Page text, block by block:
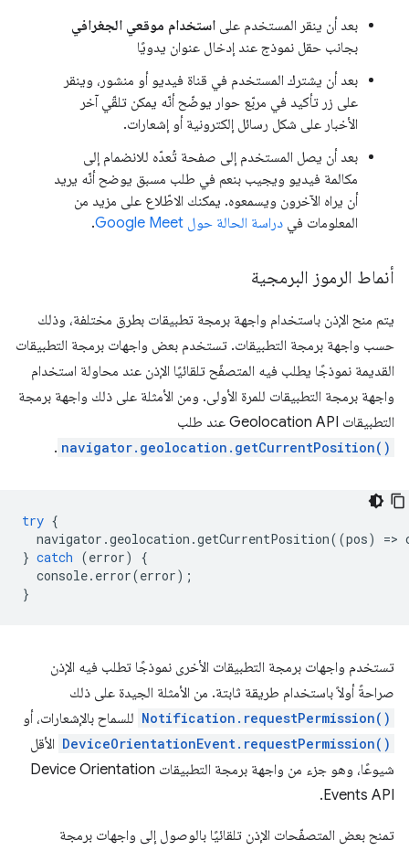
بعد أن ينقر المستخدم على استخدام موقعي الجغرافي
بجانب حقل نموذج عند إدخال عنوان يدويًا
بعد أن يشترك المستخدم في قناة فيديو أو منشور، وينقر
على زر تأكيد في مربّع حوار يوضّح أنّه يمكن تلقّي آخر
الأخبار على شكل رسائل إلكترونية أو إشعارات.
بعد أن يصل المستخدم إلى صفحة تُعدّه للانضمام إلى
مكالمة فيديو ويجيب بنعم في طلب مسبق يوضح أنّه يريد
أن يراه الآخرون ويسمعوه. يمكنك الاطّلاع على مزيد من
المعلومات في دراسة الحالة حول Google Meet .
أنماط الرموز البرمجية
يتم منح الإذن باستخدام واجهة برمجة تطبيقات بطرق مختلفة، وذلك
حسب واجهة برمجة التطبيقات. تستخدم بعض واجهات برمجة التطبيقات
القديمة نموذجًا يطلب فيه المتصفّح تلقائيًا الإذن عند محاولة استخدام
واجهة برمجة التطبيقات للمرة الأولى. ومن الأمثلة على ذلك واجهة برمجة
التطبيقات Geolocation API عند طلب
navigator.geolocation.getCurrentPosition()
.
try {
navigator .geolocation .getCurrentPosition((pos) =>
} catch (error)
{
console. error(error);
}
تستخدم واجهات برمجة التطبيقات الأخرى نموذجًا تطلب فيه الإذن
صراحةً أولاً باستخدام طريقة ثابتة. من الأمثلة الجيدة على ذلك
Notification.requestPermission() للسماح بالإشعارات، أو
DeviceOrientationEvent.requestPermission() الأقل
شيوعًا، وهو جزء من واجهة برمجة التطبيقات Device Orientation
Events API.
تمنح بعض المتصفّحات الإذن تلقائيًا بالوصول إلى واجهات برمجة